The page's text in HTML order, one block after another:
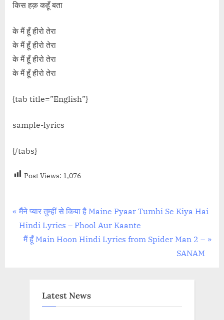
किस हक़ कहूँ बता
के मैं हूँ हीरो तेरा
के मैं हूँ हीरो तेरा
के मैं हूँ हीरो तेरा
के मैं हूँ हीरो तेरा
{tab title=”English”}
sample-lyrics
{/tabs}
Post Views: 1,076
Post
navigation
P
r
मैंने प्यार तुम्हीं से किया है Maine Pyaar Tumhi Se Kiya Hai
Hindi Lyrics – Phool Aur Kaante
N
मैं हूँ Main Hoon Hindi Lyrics from Spider Man 2 –
SANAM
Latest News